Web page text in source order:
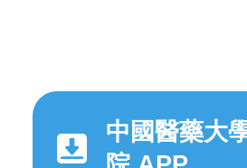
中國醫藥大